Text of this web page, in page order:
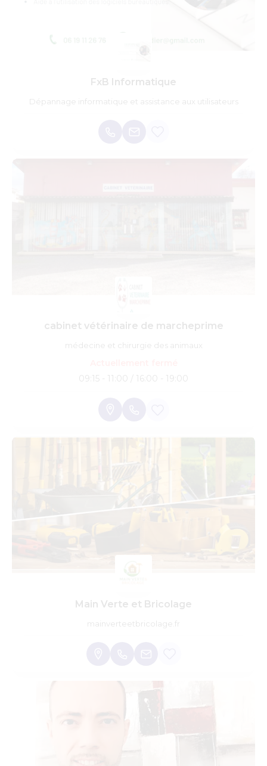
FxB Informatique
Dépannage informatique et assistance aux utilisateurs
cabinet vétérinaire de marcheprime
médecine et chirurgie des animaux
09:15 - 11:00 / 16:00 - 19:00
Main Verte et Bricolage
mainverteetbricolage.fr